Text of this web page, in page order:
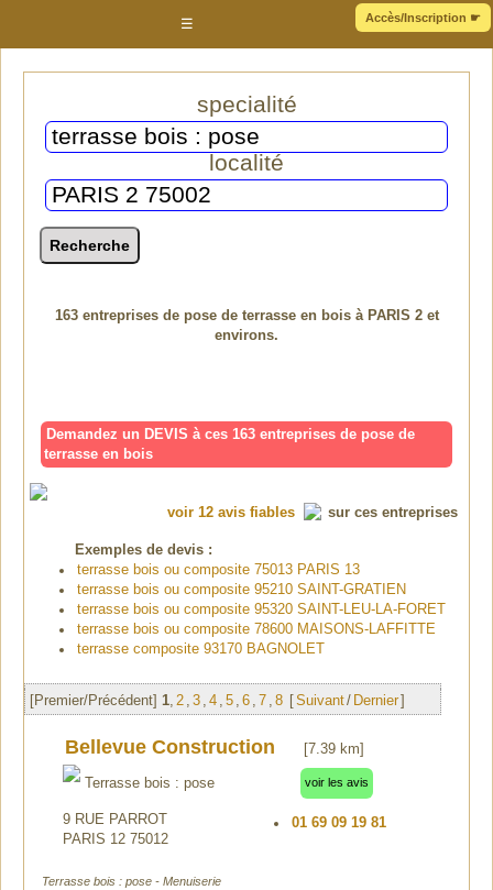
Accès/Inscription ☛
☰
specialité
localité
163 entreprises de pose de terrasse en bois à PARIS 2 et
environs.
Demandez un DEVIS à ces 163 entreprises de pose de
terrasse en bois
voir 12 avis fiables sur ces entreprises
Exemples de devis :
terrasse bois ou composite 75013 PARIS 13
terrasse bois ou composite 95210 SAINT-GRATIEN
terrasse bois ou composite 95320 SAINT-LEU-LA-FORET
terrasse bois ou composite 78600 MAISONS-LAFFITTE
terrasse composite 93170 BAGNOLET
[Premier/Précédent] 1, 2 , 3 , 4 , 5 , 6 , 7 , 8 Suivant/ Dernier
Bellevue Construction [7.39 km]
voir les avis
Terrasse bois : pose
9 RUE PARROT
PARIS 12 75012
01 69 09 19 81
Terrasse bois : pose - Menuiserie